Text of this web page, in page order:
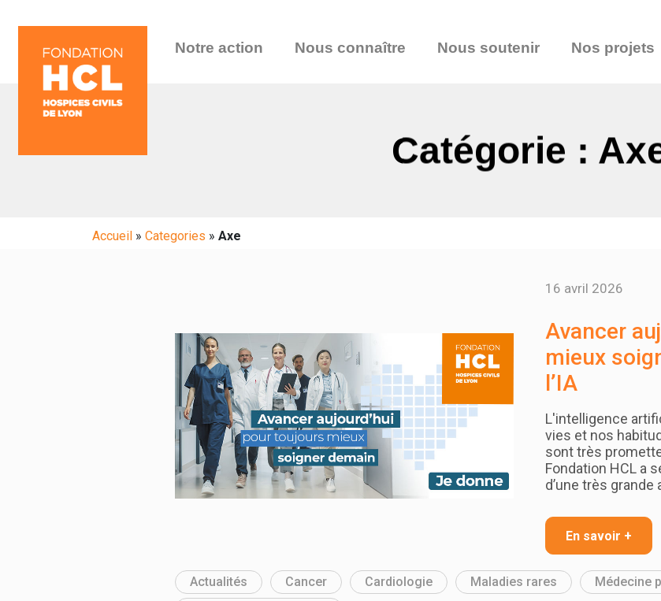
Notre action Nous connaître Nous soutenir Nos projets
Catégorie :
Accueil » Categories » Axe
16 avril 2026
Avancer
mieux
l’IA
L'intelligence
vies et nos
sont très
Fondation HCL a
d’une très grande
En savoir +
Actualités Cancer Cardiologie Maladies rares Médecine